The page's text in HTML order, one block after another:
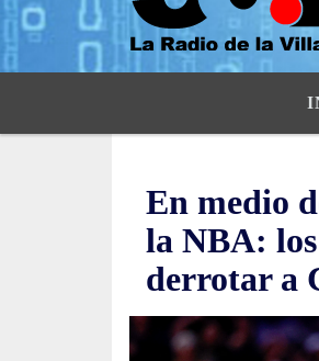
En medio
la NBA:
derrotar a